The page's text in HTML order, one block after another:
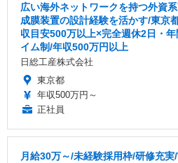
広い海外ネットワークを持つ外資
成膜装置の設計経験を活かす/東京
収目安500万以上×完全週休2日・
イム制/年収500万円以上
日総工産株式会社
東京都
年収500万円～
正社員
月給30万～/未経験採用枠/研修充